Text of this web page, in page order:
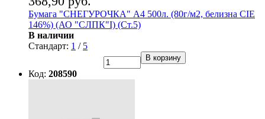
Бумага "СНЕГУРОЧКА" А4 500л. (80г/м2, белизна CIE
146%) (АО "СЛПК"I) (Ст.5)
В наличии
Стандарт: 1 / 5
В корзину
Код: 208590